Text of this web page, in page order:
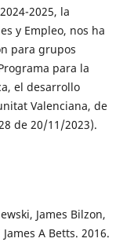
2025, la
y Empleo, nos ha
para grupos
para la
el desarrollo
Valenciana, de
de 20/11/2023).
James Bilzon,
A Betts. 2016.